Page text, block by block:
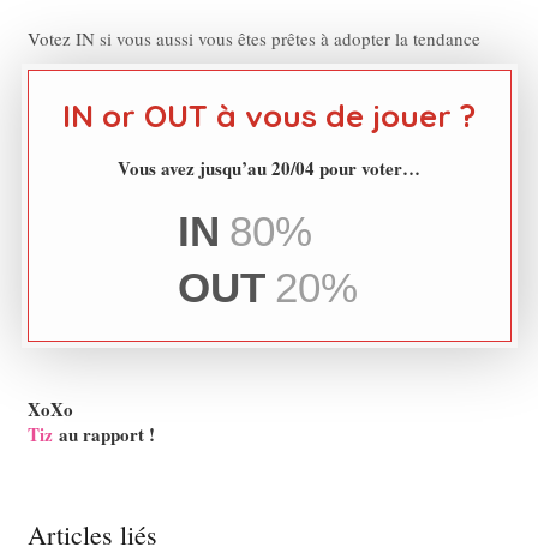
Votez IN si vous aussi vous êtes prêtes à adopter la tendance
IN or OUT à vous de jouer ?
Vous avez jusqu’au 20/04 pour voter…
IN 80%
OUT 20%
XoXo
Tizau rapport !
Articles liés